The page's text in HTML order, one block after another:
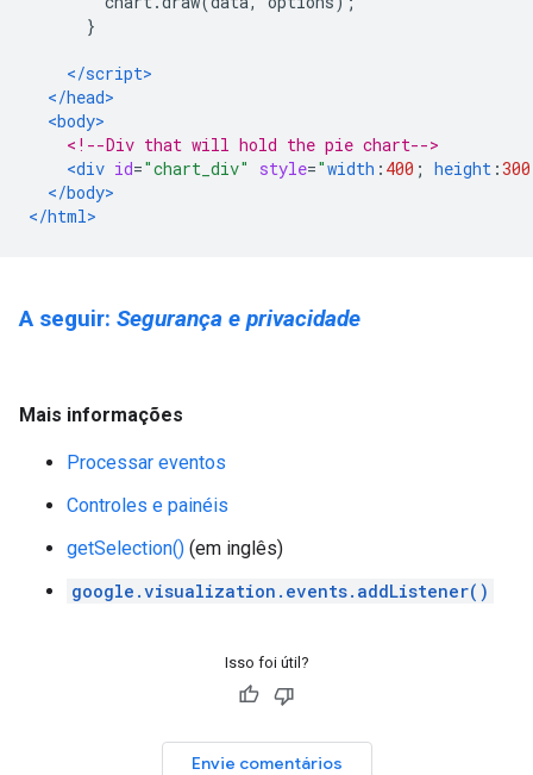
}
</script>
</head>
<body>
<!--Div that will hold the pie chart-->
<div id="chart_div" style="width : 400 ; height :300
</body>
</html>
A seguir: Segurança e privacidade
Mais informações
Processar eventos
Controles e painéis
getSelection() (em inglês)
google.visualization.events.addListener()
Isso foi útil?
Envie comentários